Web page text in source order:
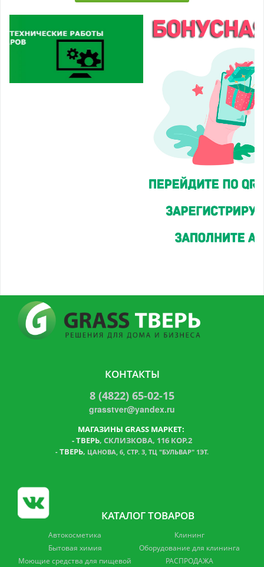
КОНТАКТЫ
8 (4822) 65-02-15
grasstver@yandex.ru
МАГАЗИНЫ GRASS МАРКЕТ:
-ТВЕРЬ, СКЛИЗКОВА, 116 КОР.2
- ТВЕРЬ, ЦАНОВА, 6, СТР. 3, ТЦ "БУЛЬВАР" 1ЭТ.
КАТАЛОГ ТОВАРОВ
Автокосметика
Бытовая химия
Моющие средства для пищевой
Клининг
Оборудование для клининга
РАСПРОДАЖА